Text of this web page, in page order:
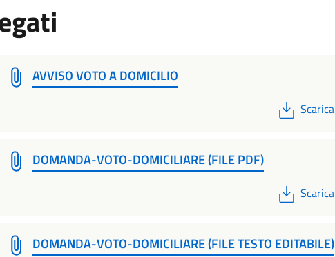
AVVISO VOTO A DOMICILIO
PDF
Scarica
DOMANDA-VOTO-DOMICILIARE (FILE PDF)
PDF
Scarica
DOMANDA-VOTO-DOMICILIARE (FILE TESTO EDITABILE)